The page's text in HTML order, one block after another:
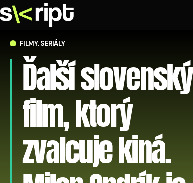
FILMY, SERIÁLY
Ďalší slovenský
film, ktorý
zvalcuje kiná.